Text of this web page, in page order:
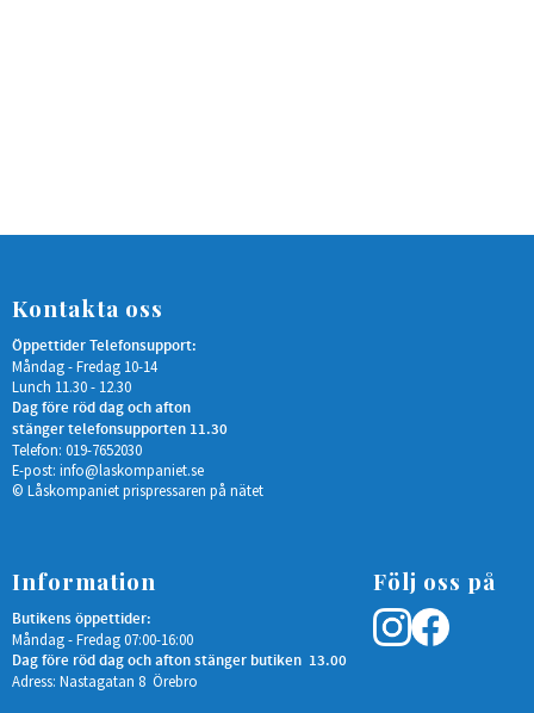
Kontakta oss
Öppettider Telefonsupport:
Måndag - Fredag 10-14
Lunch 11.30 - 12.30
Dag före röd dag och afton
stänger telefonsupporten 11.30
Telefon: 019-7652030
E-post: info@laskompaniet.se
© Låskompaniet prispressaren på nätet
Information
Butikens öppettider:
Måndag - Fredag 07:00-16:00
Dag före röd dag och afton stänger butiken 13.00
Adress: Nastagatan 8 Örebro
Följ oss på